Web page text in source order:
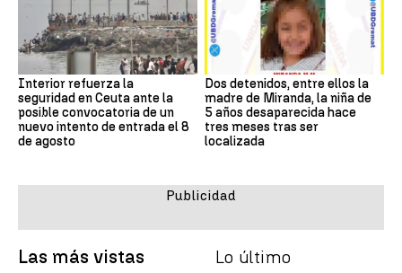
Interior refuerza la
seguridad en Ceuta ante la
posible convocatoria de un
nuevo intento de entrada el 8
de agosto
Dos detenidos, entre ellos la
madre de Miranda, la niña de
5 años desaparecida hace
tres meses tras ser
localizada
Las más vistas Lo último